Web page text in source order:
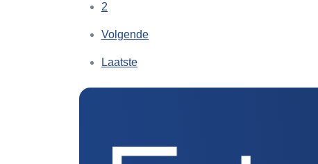
2
Volgende
Laatste